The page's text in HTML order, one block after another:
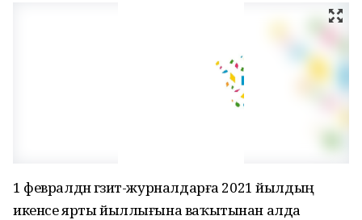
1 февралдән гәзит-журналдарға 2021 йылдың
икенсе ярты йыллығына ваҡытынан алда